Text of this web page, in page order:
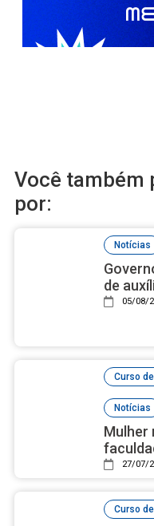
Você também
por:
Notícias
de
05/08/
Curso
Notícias
Mulher
com27/07/
Curso